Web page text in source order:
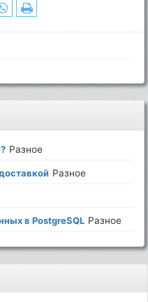
Разное
Разное
в PostgreSQL Разное